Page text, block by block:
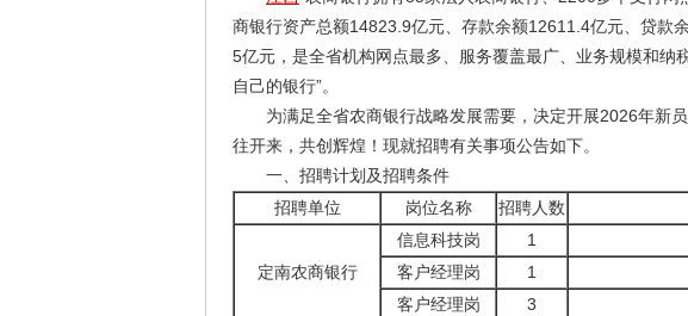
商银行资产总额14823.9亿元、存款余额12611.4亿元、贷款
5亿元，是全省机构网点最多、服务覆盖最广、业务规模和纳
自己的银行”。
为满足全省农商银行战略发展需要，决定开展2026年新
往开来，共创辉煌！现就招聘有关事项公告如下。
一、招聘计划及招聘条件
招聘单位
岗位名称 招聘人数
定南农商银行
信息科技岗
1
客户经理岗
1
客户经理岗
3